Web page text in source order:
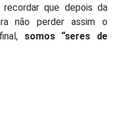
que depois da
não perder assim o
somos “seres de